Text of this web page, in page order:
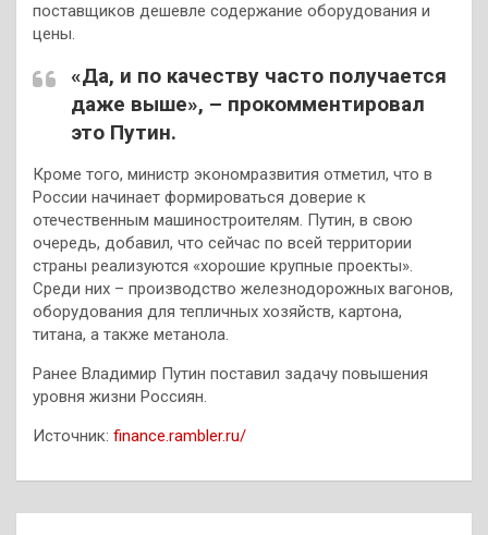
поставщиков дешевле содержание оборудования и
цены.
«Да, и по качеству часто получается
даже выше», – прокомментировал
это Путин.
Кроме того, министр экономразвития отметил, что в
России начинает формироваться доверие к
отечественным машиностроителям. Путин, в свою
очередь, добавил, что сейчас по всей территории
страны реализуются «хорошие крупные проекты».
Среди них – производство железнодорожных вагонов,
оборудования для тепличных хозяйств, картона,
титана, а также метанола.
Ранее Владимир Путин поставил задачу повышения
уровня жизни Россиян.
Источник: finance.rambler.ru/